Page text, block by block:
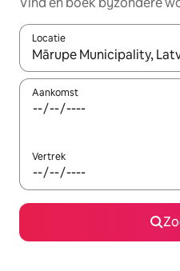
Locatie
Wanneer er resultaten
Aankomst
Vertrek